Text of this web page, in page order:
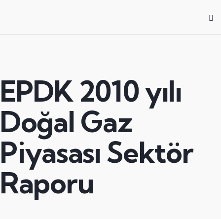
EPDK 2010 yılı
Doğal Gaz
Piyasası Sektör
Raporu